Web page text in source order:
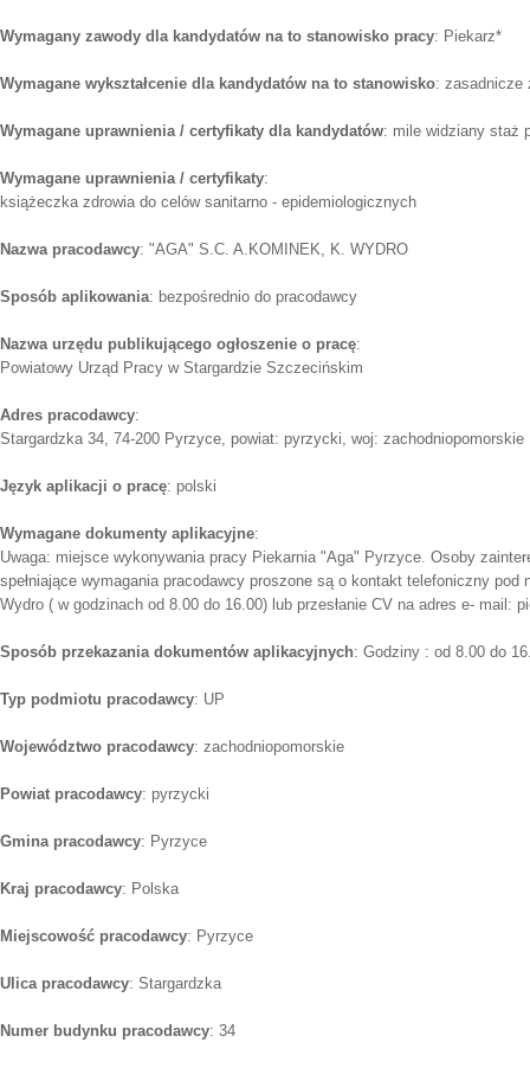
Wymagany zawody dla kandydatów na to stanowisko pracy: Piekarz*
Wymagane wykształcenie dla kandydatów na to stanowisko: zasadnicze
Wymagane uprawnienia / certyfikaty dla kandydatów: mile widziany staż
Wymagane uprawnienia / certyfikaty:
książeczka zdrowia do celów sanitarno - epidemiologicznych
Nazwa pracodawcy: "AGA" S.C. A.KOMINEK, K. WYDRO
Sposób aplikowania: bezpośrednio do pracodawcy
Nazwa urzędu publikującego ogłoszenie o pracę:
Powiatowy Urząd Pracy w Stargardzie Szczecińskim
Adres pracodawcy:
Stargardzka 34, 74-200 Pyrzyce, powiat: pyrzycki, woj: zachodniopomorskie
Język aplikacji o pracę: polski
Wymagane dokumenty aplikacyjne:
Uwaga: miejsce wykonywania pracy Piekarnia "Aga" Pyrzyce. Osoby
spełniające wymagania pracodawcy proszone są o kontakt telefoniczny pod
Wydro ( w godzinach od 8.00 do 16.00) lub przesłanie CV na adres e- mail:
Sposób przekazania dokumentów aplikacyjnych: Godziny : od 8.00 do
Typ podmiotu pracodawcy: UP
Województwo pracodawcy: zachodniopomorskie
Powiat pracodawcy: pyrzycki
Gmina pracodawcy: Pyrzyce
Kraj pracodawcy: Polska
Miejscowość pracodawcy: Pyrzyce
Ulica pracodawcy: Stargardzka
Numer budynku pracodawcy: 34